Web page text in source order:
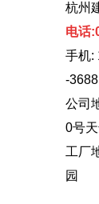
杭州
电话
手机:
-3688
公司
0号
工厂
园